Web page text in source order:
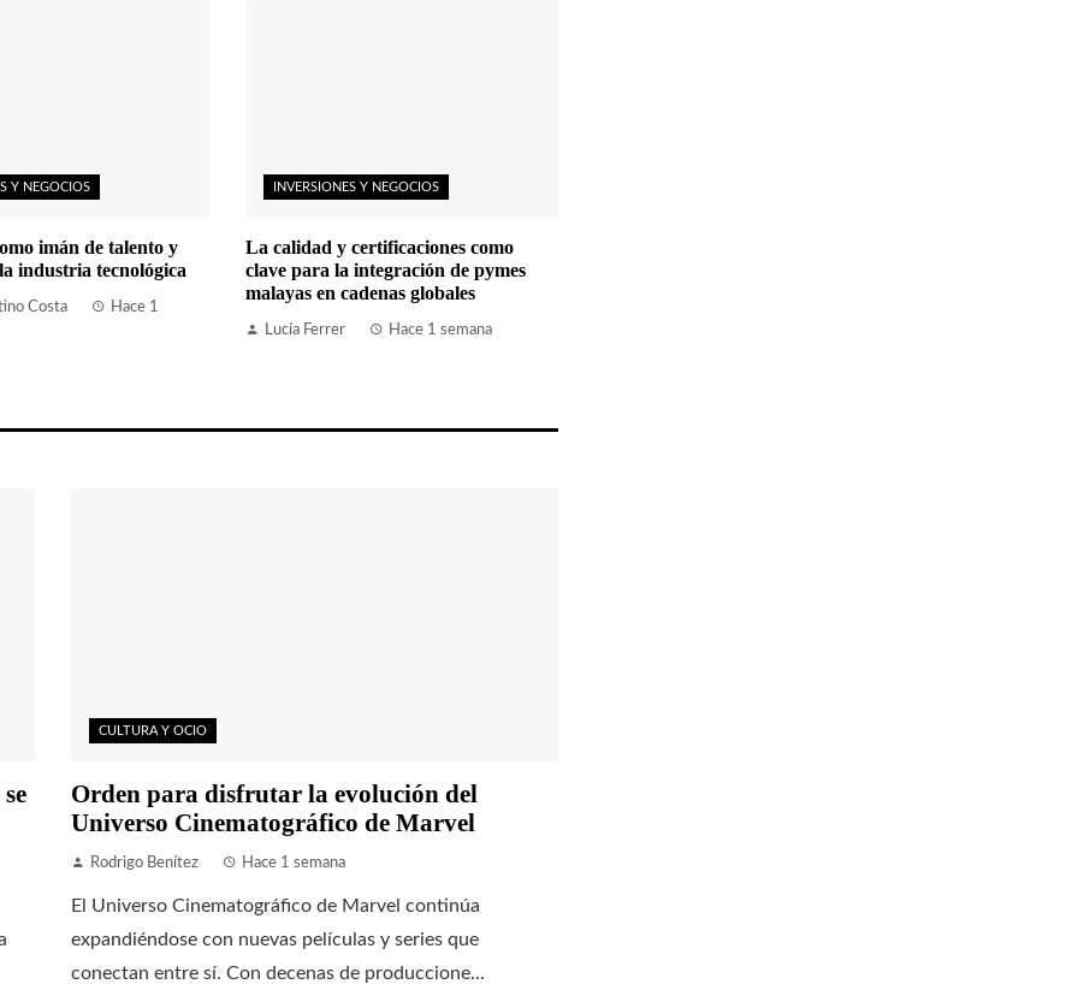
Y NEGOCIOS
imán de talento y
industria tecnológica
Costa
Hace 1
INVERSIONES Y NEGOCIOS
La calidad y certificaciones como
clave para la integración de pymes
malayas en cadenas globales
Lucía Ferrer Hace 1 semana
CULTURA Y OCIO
Orden para disfrutar la evolución del
Universo Cinematográfico de Marvel
Rodrigo Benítez Hace 1 semana
El Universo Cinematográfico de Marvel continúa
expandiéndose con nuevas películas y series que
conectan entre sí. Con decenas de produccione...